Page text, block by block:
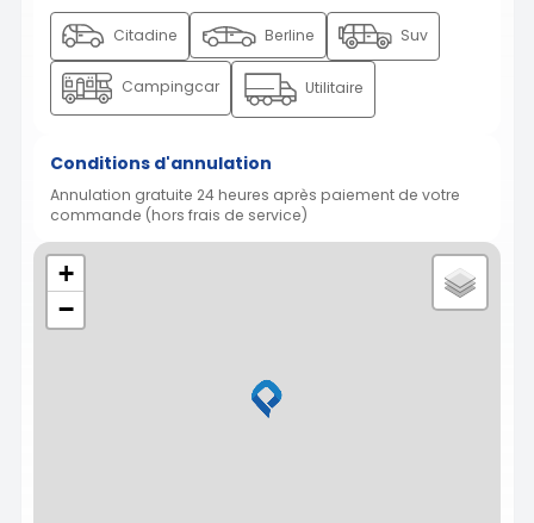
Citadine Berline Suv
Campingcar Utilitaire
Conditions d'annulation
Annulation gratuite 24 heures après paiement de votre
commande (hors frais de service)
+
−